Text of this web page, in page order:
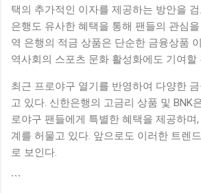
택의 추가적인 이자를 제공하는 방안을
은행도 유사한 혜택을 통해 팬들의 관심
역 은행의 적금 상품은 단순한 금융상품
역사회의 스포츠 문화 활성화에도 기여할
최근 프로야구 열기를 반영하여 다양한
고 있다. 신한은행의 고금리 상품 및 BNK
로야구 팬들에게 특별한 혜택을 제공하며
계를 허물고 있다. 앞으로도 이러한 트렌
로 보인다.
```